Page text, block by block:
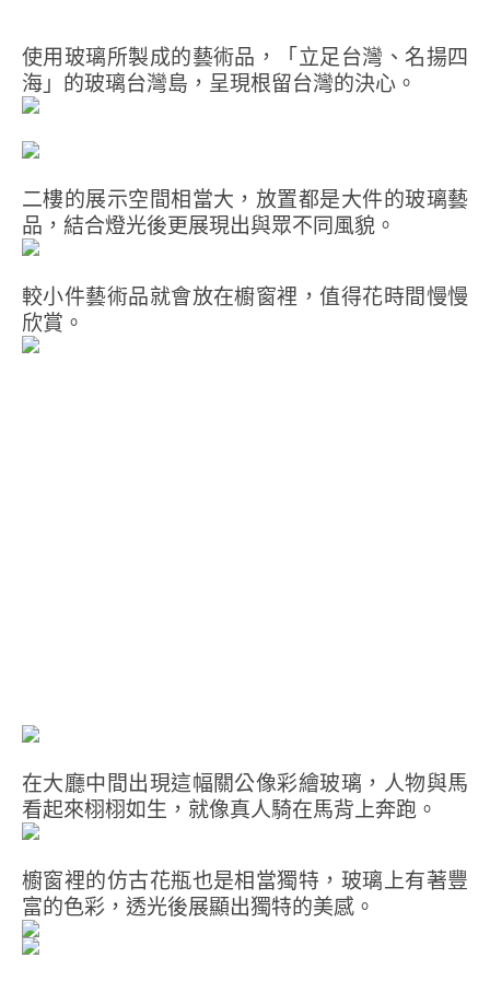
使用玻璃所製成的藝術品，「立足台灣、名揚四
海」的玻璃台灣島，呈現根留台灣的決心。
二樓的展示空間相當大，放置都是大件的玻璃藝
品，結合燈光後更展現出與眾不同風貌。
較小件藝術品就會放在櫥窗裡，值得花時間慢慢
欣賞。
在大廳中間出現這幅關公像彩繪玻璃，人物與馬
看起來栩栩如生，就像真人騎在馬背上奔跑。
櫥窗裡的仿古花瓶也是相當獨特，玻璃上有著豐
富的色彩，透光後展顯出獨特的美感。